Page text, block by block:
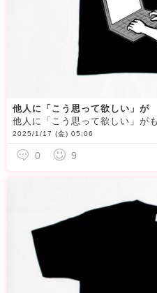
他人に「こう思って欲しい」が
2025/1/17 (金) 05:06
0 9